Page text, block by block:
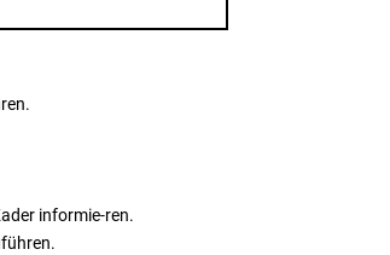
informie-ren.